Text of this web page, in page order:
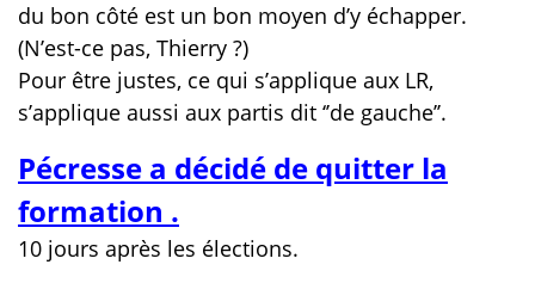
du bon côté est un bon moyen d’y échapper.
(N’est-ce pas, Thierry ?)
Pour être justes, ce qui s’applique aux LR,
s’applique aussi aux partis dit ‘’de gauche’’.
Pécresse a décidé de quitter la
formation .
10 jours après les élections.